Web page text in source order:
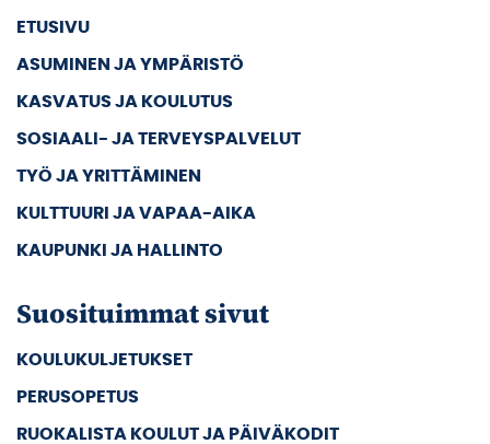
ETUSIVU
ASUMINEN JA YMPÄRISTÖ
KASVATUS JA KOULUTUS
SOSIAALI- JA TERVEYSPALVELUT
TYÖ JA YRITTÄMINEN
KULTTUURI JA VAPAA-AIKA
KAUPUNKI JA HALLINTO
Suosituimmat sivut
KOULUKULJETUKSET
PERUSOPETUS
RUOKALISTA KOULUT JA PÄIVÄKODIT